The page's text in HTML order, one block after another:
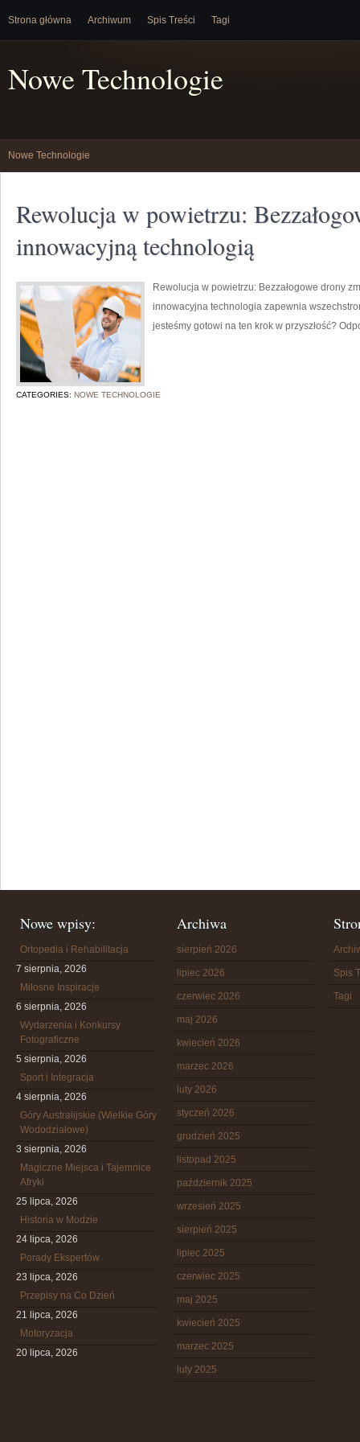
Strona główna Archiwum Spis Treści Tagi
Nowe Technologie
Nowe Technologie
Rewolucja w powietrzu:
innowacyjną technologią
Rewolucja w powietrzu: Bezzałogowe drony
innowacyjna technologia zapewnia
jesteśmy gotowi na ten krok w przyszłość?
CATEGORIES: NOWE TECHNOLOGIE
Nowe wpisy:
Ortopedia i Rehabilitacja
7 sierpnia, 2026
Miłosne Inspiracje
6 sierpnia, 2026
Wydarzenia i Konkursy
Fotograficzne
5 sierpnia, 2026
Sport i Integracja
4 sierpnia, 2026
Góry Australijskie (Wielkie Góry
Wododziałowe)
3 sierpnia, 2026
Magiczne Miejsca i Tajemnice
Afryki
25 lipca, 2026
Historia w Modzie
24 lipca, 2026
Porady Ekspertów
23 lipca, 2026
Przepisy na Co Dzień
21 lipca, 2026
Motoryzacja
20 lipca, 2026
Archiwa
sierpień 2026
lipiec 2026
czerwiec 2026
maj 2026
kwiecień 2026
marzec 2026
luty 2026
styczeń 2026
grudzień 2025
listopad 2025
październik 2025
wrzesień 2025
sierpień 2025
lipiec 2025
czerwiec 2025
maj 2025
kwiecień 2025
marzec 2025
luty 2025
Spis
Tagi